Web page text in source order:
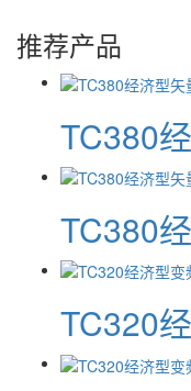
推荐产品
TC380
TC380
TC320